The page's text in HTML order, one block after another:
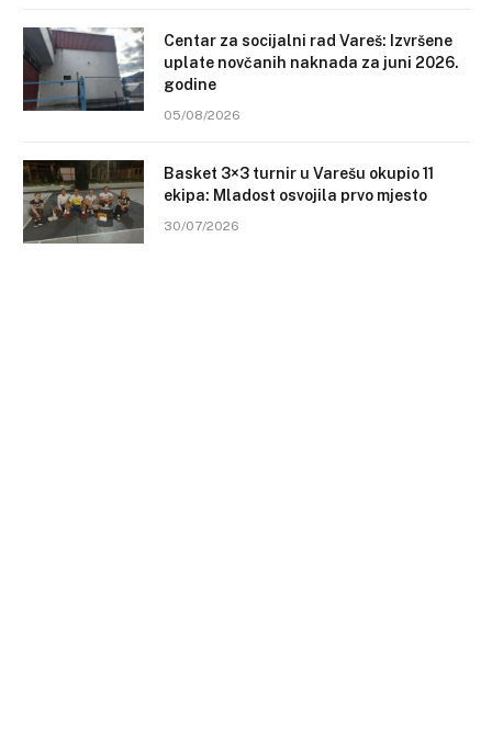
Centar za socijalni rad Vareš: Izvršene
uplate novčanih naknada za juni 2026.
godine
05/08/2026
Basket 3×3 turnir u Varešu okupio 11
ekipa: Mladost osvojila prvo mjesto
30/07/2026